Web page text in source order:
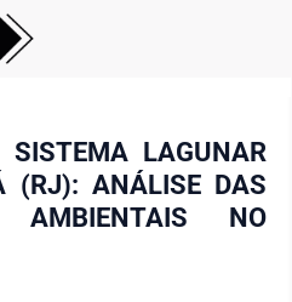
SISTEMA LAGUNAR
(RJ): ANÁLISE DAS
AMBIENTAIS NO